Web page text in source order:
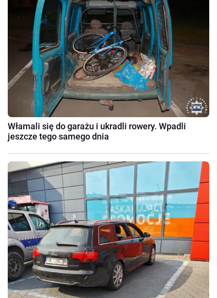
Włamali się do garażu i ukradli rowery. Wpadli
jeszcze tego samego dnia